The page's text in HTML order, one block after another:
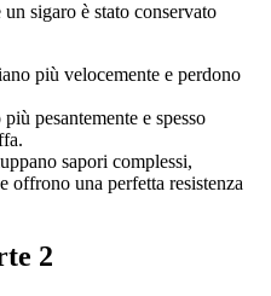
sigaro è stato conservato
più velocemente e perdono
pesantemente e spesso
sapori complessi,
offrono una perfetta resistenza
2